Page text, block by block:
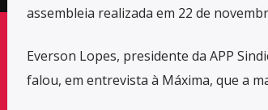
assembleia realizada em 22 de
Everson Lopes, presidente da APP
falou, em entrevista à Máxima, que a